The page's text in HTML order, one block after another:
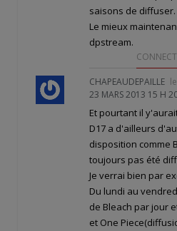
saisons de diffuser.
Le mieux
dpstream.
CHAPEAUDEPAILLE le
23 MARS 2013 15 H
Et pourtant il
D17 a d'ailleurs
disposition comme
toujours pas été
Je verrai bien par
Du lundi au
de Bleach par jour
et One